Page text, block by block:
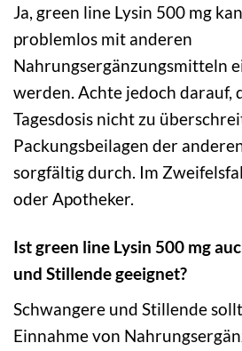
Ja, green line Lysin 500 mg
problemlos mit anderen
Nahrungsergänzungsmitteln
werden. Achte jedoch darauf,
Tagesdosis nicht zu
Packungsbeilagen der
sorgfältig durch. Im
oder Apotheker.
Ist green line Lysin 500 mg
und Stillende geeignet?
Schwangere und Stillende
Einnahme von